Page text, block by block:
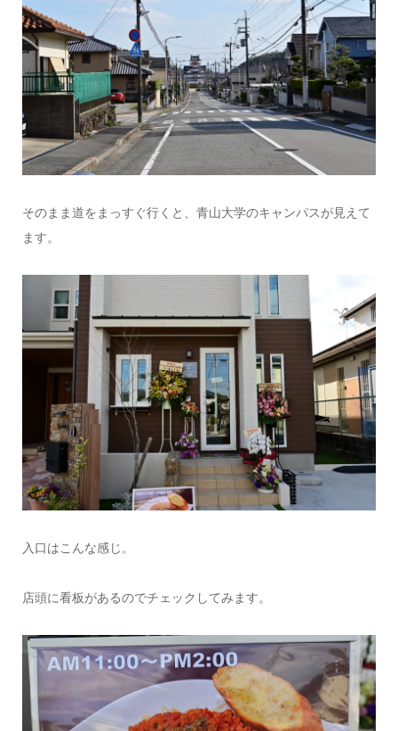
そのまま道をまっすぐ行くと、青山大学のキャンパスが見えて
ます。
入口はこんな感じ。
店頭に看板があるのでチェックしてみます。